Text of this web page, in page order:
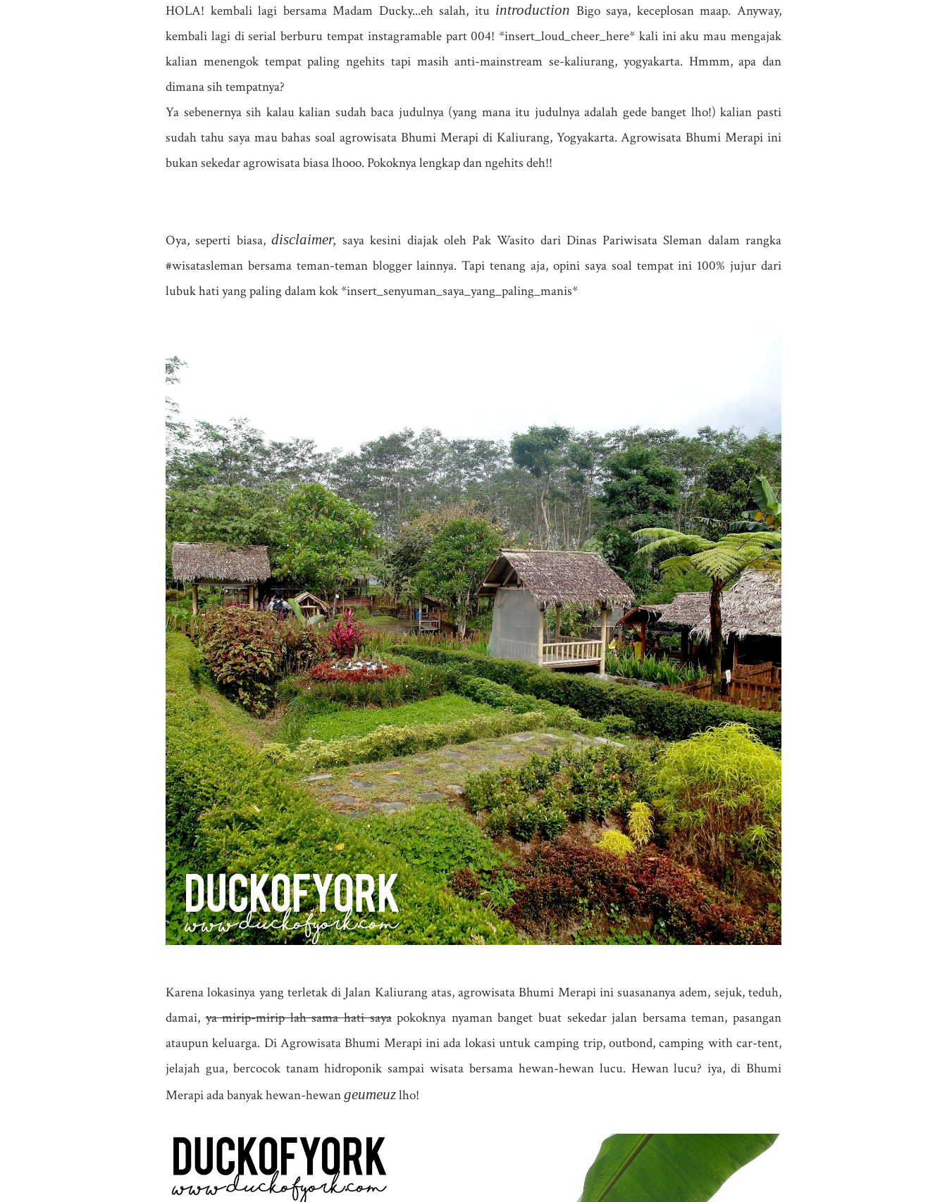
HOLA! kembali lagi bersama Madam Ducky...eh salah, itu introduction Bigo saya, keceplosan maap. Anyway,
kembali lagi di serial berburu tempat instagramable part 004! *insert_loud_cheer_here* kali ini aku mau mengajak
kalian menengok tempat paling ngehits tapi masih anti-mainstream se-kaliurang, yogyakarta. Hmmm, apa dan
dimana sih tempatnya?
Ya sebenernya sih kalau kalian sudah baca judulnya (yang mana itu judulnya adalah gede banget lho!) kalian pasti
sudah tahu saya mau bahas soal agrowisata Bhumi Merapi di Kaliurang, Yogyakarta. Agrowisata Bhumi Merapi ini
bukan sekedar agrowisata biasa lhooo. Pokoknya lengkap dan ngehits deh!!
Oya, seperti biasa, disclaimer,saya kesini diajak oleh Pak Wasito dari Dinas Pariwisata Sleman dalam rangka
#wisatasleman bersama teman-teman blogger lainnya. Tapi tenang aja, opini saya soal tempat ini 100% jujur dari
lubuk hati yang paling dalam kok *insert_senyuman_saya_yang_paling_manis*
Karena lokasinya yang terletak di Jalan Kaliurang atas, agrowisata Bhumi Merapi ini suasananya adem, sejuk, teduh,
damai,ya mirip-mirip lah sama hati sayapokoknya nyaman banget buat sekedar jalan bersama teman, pasangan
ataupun keluarga. Di Agrowisata Bhumi Merapi ini ada lokasi untuk camping trip, outbond, camping with car-tent,
jelajah gua, bercocok tanam hidroponik sampai wisata bersama hewan-hewan lucu. Hewan lucu? iya, di Bhumi
Merapi ada banyak hewan-hewangeumeuzlho!